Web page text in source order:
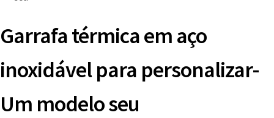
Garrafa térmica em aço
inoxidável para personalizar-
Um modelo seu